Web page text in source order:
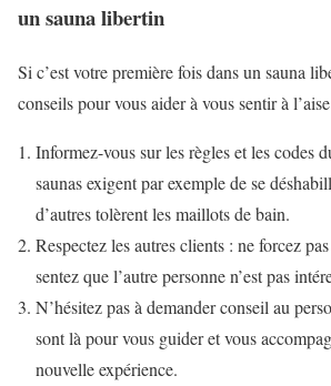
un sauna libertin
Si c’est votre première fois dans un sauna
conseils pour vous aider à vous sentir à
Informez-vous sur les règles et les codes
saunas exigent par exemple de se
d’autres tolèrent les maillots de bain.
Respectez les autres clients : ne forcez
sentez que l’autre personne n’est pas
N’hésitez pas à demander conseil au
sont là pour vous guider et vous
nouvelle expérience.